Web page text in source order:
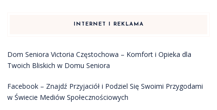
INTERNET I REKLAMA
Dom Seniora Victoria Częstochowa – Komfort i Opieka dla
Twoich Bliskich w Domu Seniora
Facebook – Znajdź Przyjaciół i Podziel Się Swoimi Przygodami
w Świecie Mediów Społecznościowych